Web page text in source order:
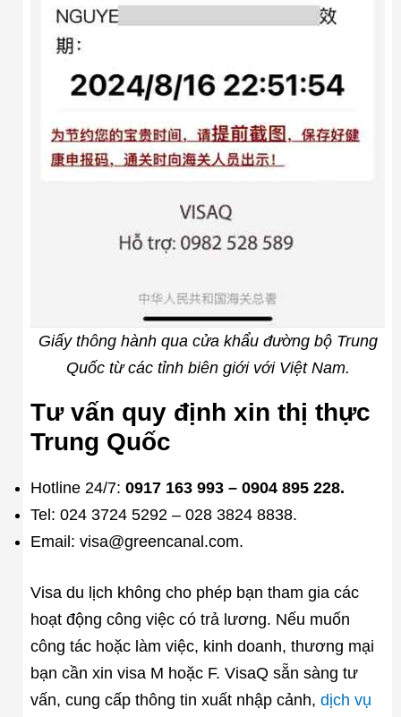
Giấy thông hành qua cửa khẩu đường bộ Trung
Quốc từ các tỉnh biên giới với Việt Nam.
Tư vấn quy định xin thị thực
Trung Quốc
Hotline 24/7: 0917 163 993 – 0904 895 228.
Tel: 024 3724 5292 – 028 3824 8838.
Email: visa@greencanal.com.
Visa du lịch không cho phép bạn tham gia các
hoạt động công việc có trả lương. Nếu muốn
công tác hoặc làm việc, kinh doanh, thương mại
bạn cần xin visa M hoặc F. VisaQ sẵn sàng tư
vấn, cung cấp thông tin xuất nhập cảnh, dịch vụ